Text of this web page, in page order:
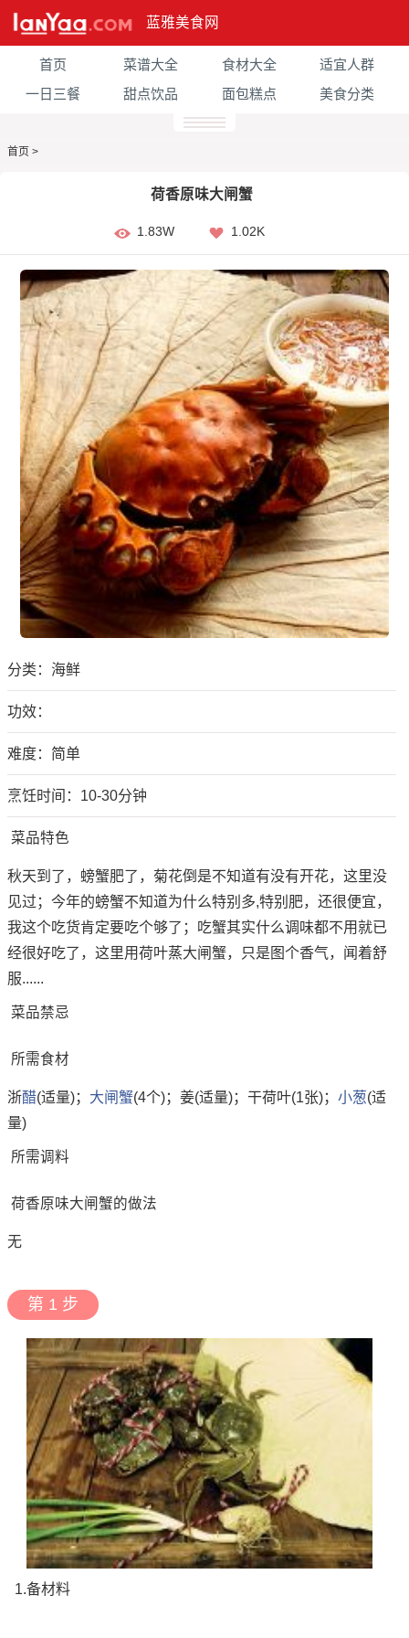
蓝雅美食网
首页 菜谱大全 食材大全
适宜人群
一日三餐
甜点饮品 面包糕点 美食分类
首页 >
荷香原味大闸蟹
1.83W 1.02K
分类： 海鲜
功效：
难度：简单
烹饪时间：10-30分钟
菜品特色
秋天到了，螃蟹肥了，菊花倒是不知道有没有开花，这里没
见过；今年的螃蟹不知道为什么特别多,特别肥，还很便宜，
我这个吃货肯定要吃个够了；吃蟹其实什么调味都不用就已
经很好吃了，这里用荷叶蒸大闸蟹，只是图个香气，闻着舒
服......
菜品禁忌
所需食材
浙醋(适量)； 大闸蟹(4个)；姜(适量)；干荷叶(1张)； 小葱(适
量)
所需调料
荷香原味大闸蟹的做法
无
第 1 步
1.备材料